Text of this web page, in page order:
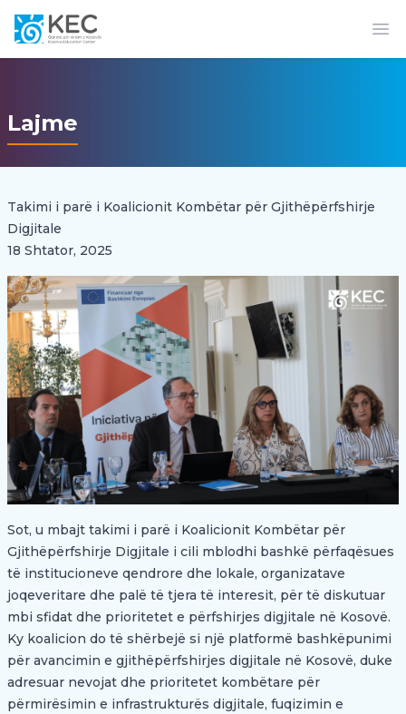
Lajme
Takimi i parë i Koalicionit Kombëtar për Gjithëpërfshirje
Digjitale
18 Shtator, 2025
Sot, u mbajt takimi i parë i Koalicionit Kombëtar për
Gjithëpërfshirje Digjitale i cili mblodhi bashkë përfaqësues
të institucioneve qendrore dhe lokale, organizatave
joqeveritare dhe palë të tjera të interesit, për të diskutuar
mbi sfidat dhe prioritetet e përfshirjes digjitale në Kosovë.
Ky koalicion do të shërbejë si një platformë bashkëpunimi
për avancimin e gjithëpërfshirjes digjitale në Kosovë, duke
adresuar nevojat dhe prioritetet kombëtare për
përmirësimin e infrastrukturës digjitale, fuqizimin e